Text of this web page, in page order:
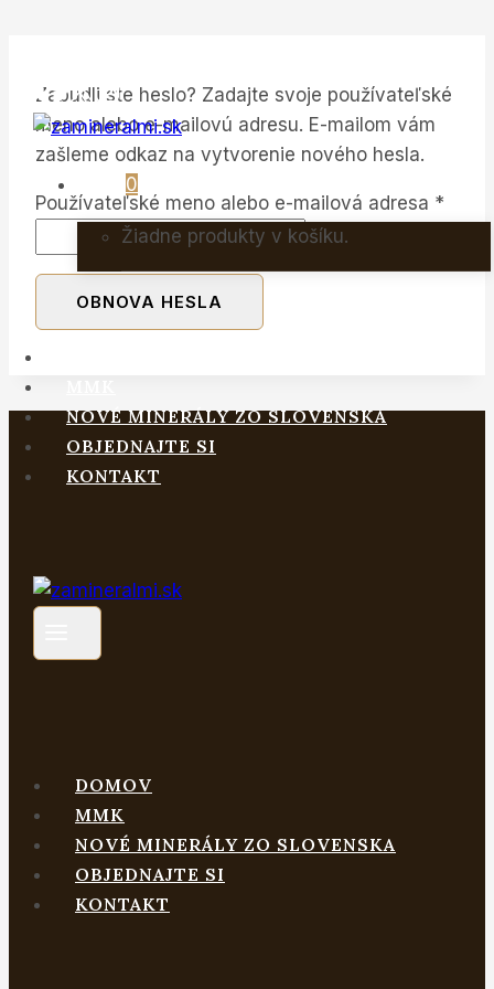
content
0
Žiadne produkty v košíku.
NOVÉ MINERÁLY ZO SLOVENSKA
OBJEDNAJTE SI
KONTAKT
Zabudli ste heslo? Zadajte svoje používateľské
meno alebo e-mailovú adresu. E-mailom vám
zašleme odkaz na vytvorenie nového hesla.
Používateľské meno alebo e-mailová adresa *
OBNOVA HESLA
DOMOV
MMK
NOVÉ MINERÁLY ZO SLOVENSKA
OBJEDNAJTE SI
KONTAKT